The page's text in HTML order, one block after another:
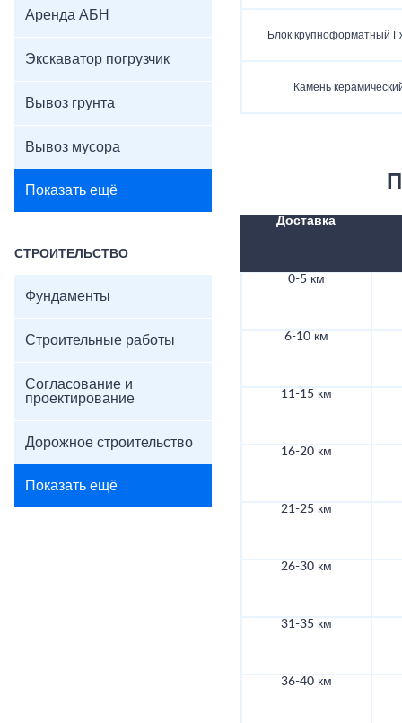
Аренда АБН
Экскаватор погрузчик
Вывоз грунта
Вывоз мусора
Показать ещё
СТРОИТЕЛЬСТВО
Фундаменты
Строительные работы
Согласование и
проектирование
Дорожное строительство
Показать ещё
Блок крупноформатный
Камень
Доставка
0-5 км
6-10 км
11-15 км
16-20 км
21-25 км
26-30 км
31-35 км
36-40 км